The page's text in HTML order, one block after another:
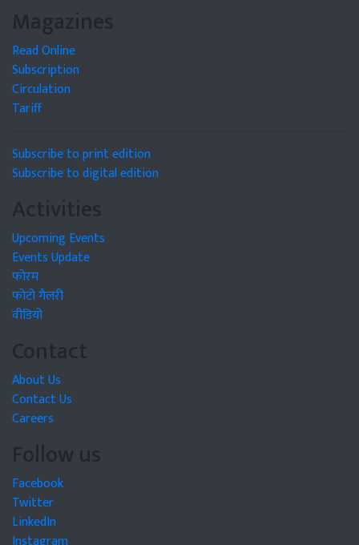
Magazines
Read Online
Subscription
Circulation
Tariff
Subscribe to print edition
Subscribe to digital edition
Activities
Upcoming Events
Events Update
फोरम
फोटो गैलरी
वीडियो
Contact
About Us
Contact Us
Careers
Follow us
Facebook
Twitter
LinkedIn